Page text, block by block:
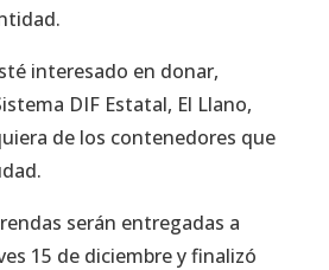
interesado en donar,
DIF Estatal, El Llano,
de los contenedores que
serán entregadas a
15 de diciembre y finalizó